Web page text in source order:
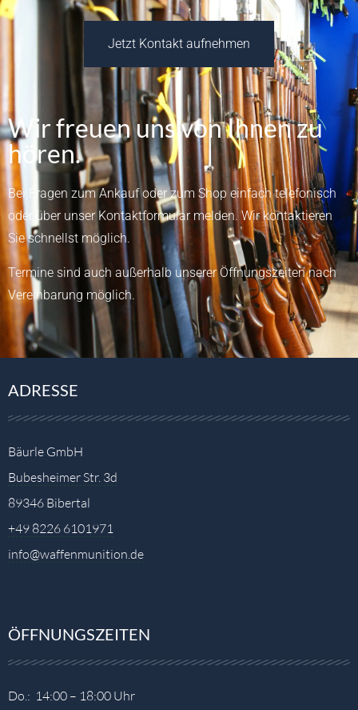
Jetzt Kontakt aufnehmen
Wir freuen uns von Ihnen zu
hören.
Bei Fragen zum Ankauf oder zum Shop einfach telefonisch
oder über unser Kontaktformularmelden.Wir kontaktieren
Sie schnellst möglich.
Termine sind auch außerhalb unserer Öffnungszeiten nach
Vereinbarung möglich.
ADRESSE
Bäurle GmbH
Bubesheimer Str. 3d
89346 Bibertal
+49 8226 6101971
info@waffenmunition.de
ÖFFNUNGSZEITEN
Do.: 14:00 – 18:00 Uhr